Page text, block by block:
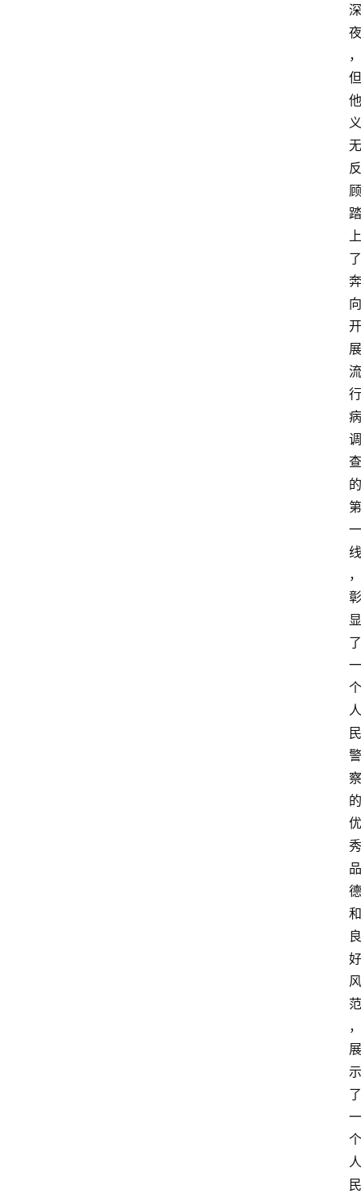
深
夜
，
但
他
义
无
反
顾
踏
上
了
奔
向
开
展
流
行
病
调
查
的
第
一
线
，
彰
显
了
一
个
人
民
警
察
的
优
秀
品
德
和
良
好
风
范
，
展
示
了
一
个
人
民